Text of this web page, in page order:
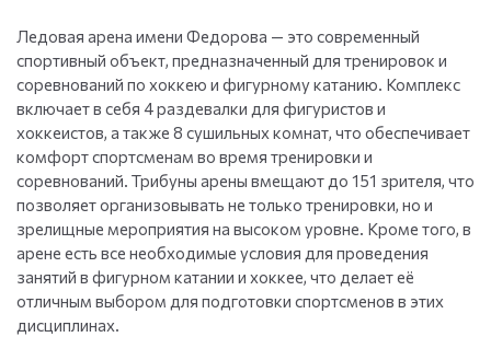
Ледовая арена имени Федорова — это современный
спортивный объект, предназначенный для тренировок и
соревнований по хоккею и фигурному катанию. Комплекс
включает в себя 4 раздевалки для фигуристов и
хоккеистов, а также 8 сушильных комнат, что обеспечивает
комфорт спортсменам во время тренировки и
соревнований. Трибуны арены вмещают до 151 зрителя, что
позволяет организовывать не только тренировки, но и
зрелищные мероприятия на высоком уровне. Кроме того, в
арене есть все необходимые условия для проведения
занятий в фигурном катании и хоккее, что делает её
отличным выбором для подготовки спортсменов в этих
дисциплинах.